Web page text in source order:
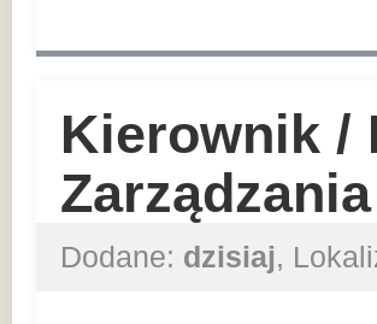
Kierownik /
Dodane: dzisiaj,